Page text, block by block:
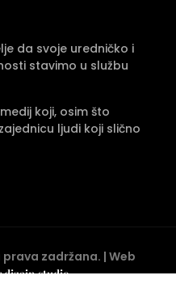
da svoje uredničko i
stavimo u službu
koji, osim što
ljudi koji slično
prava zadržana. | Web
dizajn studio.